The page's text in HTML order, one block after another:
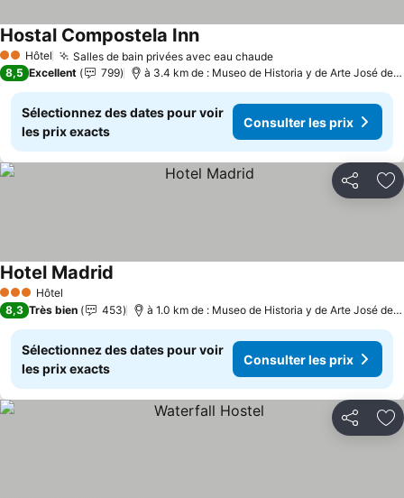
2 Étoiles
Hôtel Salles de bain privées avec eau chaudeConsulter les prix
Hostal Compostela InnConsulter les prix
8,5 Excellent 799 à 3.4 km de : Museo de Historia y de Arte José de
Sélectionnez des dates pour voir
les prix exacts
Consulter les prix
Partager
3 ÉtoilesHôtel
Hotel Madrid
8,3 Très bien 453 à 1.0 km de : Museo de Historia y de Arte José de
Sélectionnez des dates pour voir
les prix exacts
Consulter les prix
Partager